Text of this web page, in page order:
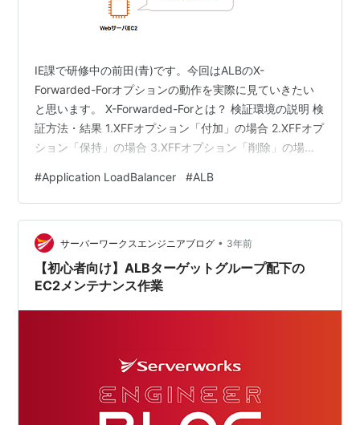
IE課で研修中の前田(青)です。今回はALBのX-
Forwarded-Forオプションの動作を実際に見ていきたい
と思います。 X-Forwarded-Forとは？ 検証環境の説明 検
証方法・結果 1.XFFオプション「付加」の場合 2.XFFオプ
ション「保持」の場合 3.XFFオプション「削除」の場合
XFFオプションを有効化しても、リクエスト発信源となる
クライアントIPが分かるとは限らない 感想 X-
Forwarded-Forとは？ X-Forwarded-For（以降、XFFと記
載）とは、HTTPヘッダのフィールドの一つです。使用す
るこ…
#Application LoadBalancer #ALB
サーバーワークスエンジニアブログ • 3年前
【初心者向け】ALBターゲットグループ配下の
EC2メンテナンス作業